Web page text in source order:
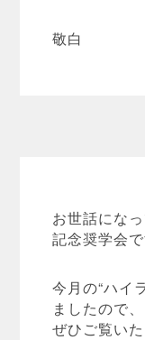
敬白
お世話にな
記念奨学会で
今月の“ハイ
ましたので
ぜひご覧い